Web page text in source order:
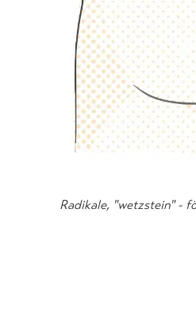
Radikale, "wetzstein" -